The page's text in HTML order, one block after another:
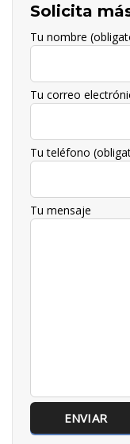
Solicita
Tu nombre
Tu correo
Tu teléfono
Tu mensaje